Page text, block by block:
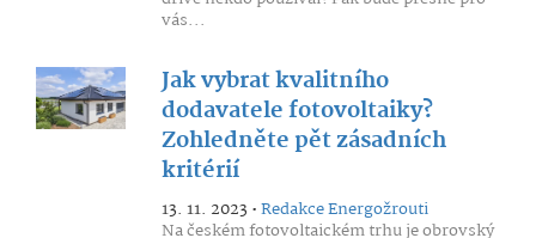
vás...
Jak vybrat kvalitního
dodavatele fotovoltaiky?
Zohledněte pět zásadních
kritérií
13. 11. 2023 •Redakce Energožrouti
Na českém fotovoltaickém trhu je obrovský